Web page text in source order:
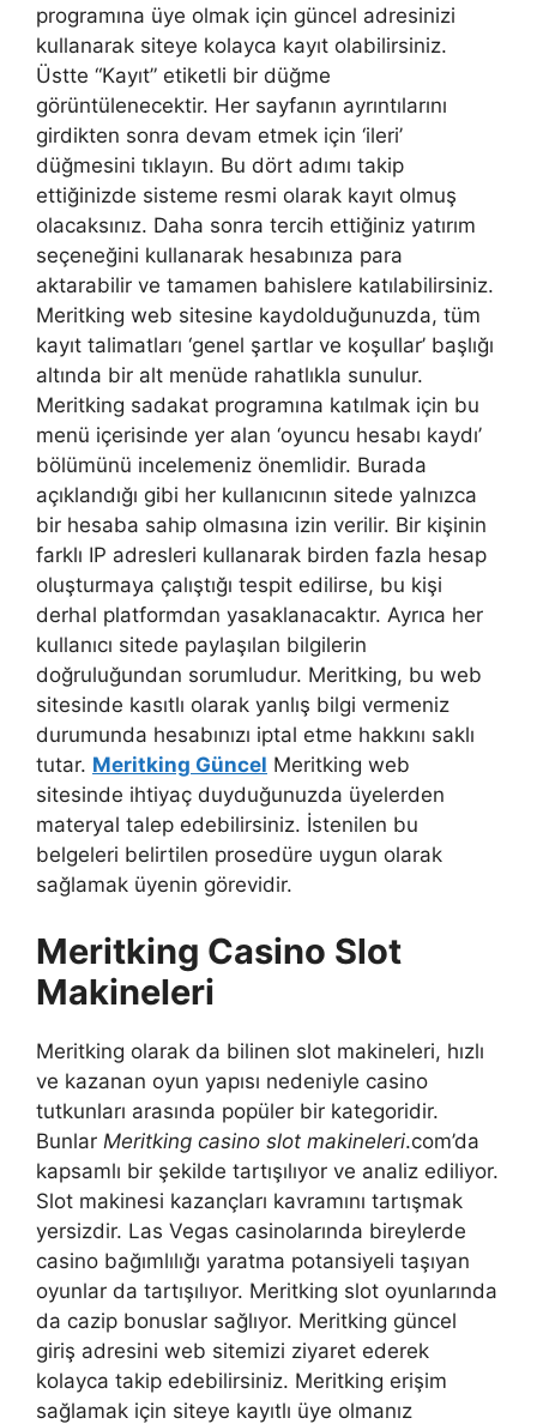
programına üye olmak için güncel adresinizi
kullanarak siteye kolayca kayıt olabilirsiniz.
Üstte “Kayıt” etiketli bir düğme
görüntülenecektir. Her sayfanın ayrıntılarını
girdikten sonra devam etmek için ‘ileri’
düğmesini tıklayın. Bu dört adımı takip
ettiğinizde sisteme resmi olarak kayıt olmuş
olacaksınız. Daha sonra tercih ettiğiniz yatırım
seçeneğini kullanarak hesabınıza para
aktarabilir ve tamamen bahislere katılabilirsiniz.
Meritking web sitesine kaydolduğunuzda, tüm
kayıt talimatları ‘genel şartlar ve koşullar’ başlığı
altında bir alt menüde rahatlıkla sunulur.
Meritking sadakat programına katılmak için bu
menü içerisinde yer alan ‘oyuncu hesabı kaydı’
bölümünü incelemeniz önemlidir. Burada
açıklandığı gibi her kullanıcının sitede yalnızca
bir hesaba sahip olmasına izin verilir. Bir kişinin
farklı IP adresleri kullanarak birden fazla hesap
oluşturmaya çalıştığı tespit edilirse, bu kişi
derhal platformdan yasaklanacaktır. Ayrıca her
kullanıcı sitede paylaşılan bilgilerin
doğruluğundan sorumludur. Meritking, bu web
sitesinde kasıtlı olarak yanlış bilgi vermeniz
durumunda hesabınızı iptal etme hakkını saklı
tutar. Meritking Güncel Meritking web
sitesinde ihtiyaç duyduğunuzda üyelerden
materyal talep edebilirsiniz. İstenilen bu
belgeleri belirtilen prosedüre uygun olarak
sağlamak üyenin görevidir.
Meritking Casino Slot
Makineleri
Meritking olarak da bilinen slot makineleri, hızlı
ve kazanan oyun yapısı nedeniyle casino
tutkunları arasında popüler bir kategoridir.
Bunlar Meritking casino slot makineleri.com’da
kapsamlı bir şekilde tartışılıyor ve analiz ediliyor.
Slot makinesi kazançları kavramını tartışmak
yersizdir. Las Vegas casinolarında bireylerde
casino bağımlılığı yaratma potansiyeli taşıyan
oyunlar da tartışılıyor. Meritking slot oyunlarında
da cazip bonuslar sağlıyor. Meritking güncel
giriş adresini web sitemizi ziyaret ederek
kolayca takip edebilirsiniz. Meritking erişim
sağlamak için siteye kayıtlı üye olmanız